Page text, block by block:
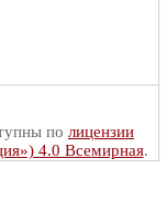
по лицензии
4.0 Всемирная.